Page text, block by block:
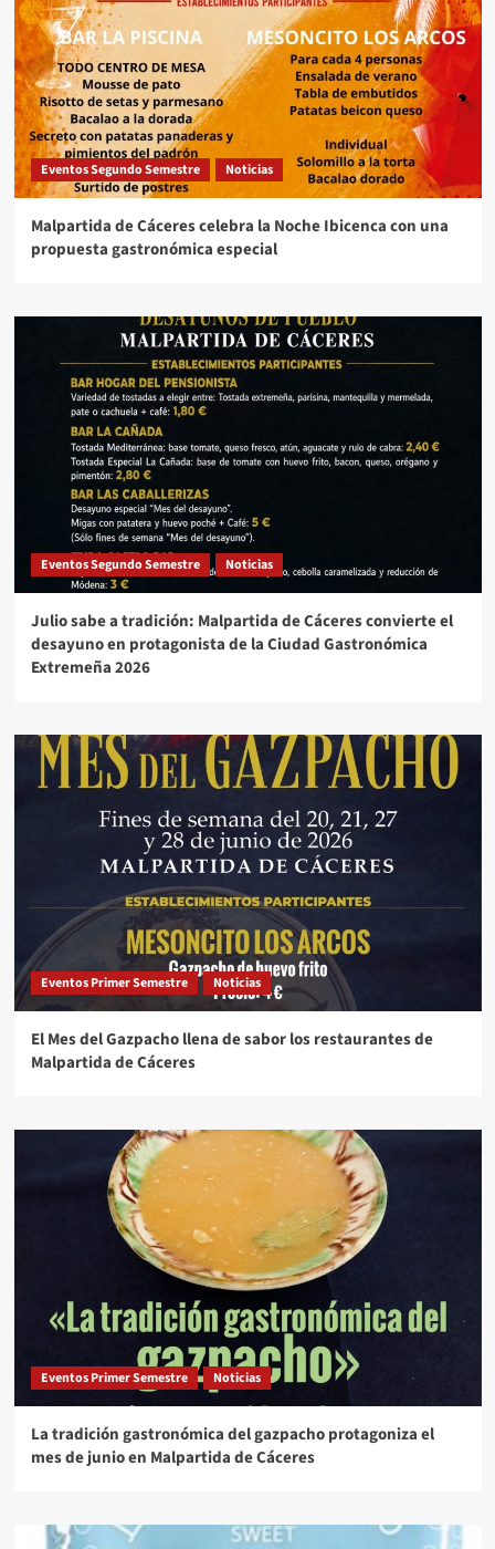
Eventos Segundo Semestre Noticias
Malpartida de Cáceres celebra la Noche Ibicenca con una
propuesta gastronómica especial
Eventos Segundo Semestre Noticias
Julio sabe a tradición: Malpartida de Cáceres convierte el
desayuno en protagonista de la Ciudad Gastronómica
Extremeña 2026
Eventos Primer Semestre Noticias
El Mes del Gazpacho llena de sabor los restaurantes de
Malpartida de Cáceres
Eventos Primer Semestre Noticias
La tradición gastronómica del gazpacho protagoniza el
mes de junio en Malpartida de Cáceres